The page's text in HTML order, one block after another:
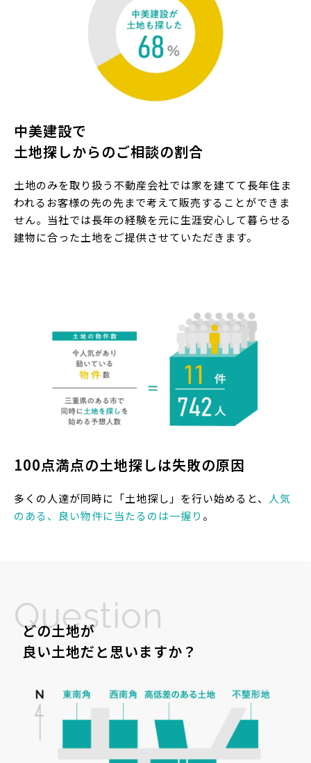
中美建設で
土地探しからのご相談の割合
土地のみを取り扱う不動産会社では家を建てて長年住ま
われるお客様の先の先まで考えて販売することができま
せん。当社では長年の経験を元に生涯安心して暮らせる
建物に合った土地をご提供させていただきます。
100点満点の土地探しは失敗の原因
多くの人達が同時に「土地探し」を行い始めると、 人気
のある、良い物件に当たるのは一握り 。
Question
どの土地が
良い土地だと思いますか？